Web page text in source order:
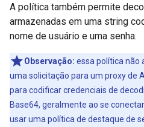
A política também permite
armazenadas em uma string
nome de usuário e uma senha.
Observação: essa política não
uma solicitação para um proxy de
para codificar credenciais de
Base64, geralmente ao se
usar uma política de destaque de